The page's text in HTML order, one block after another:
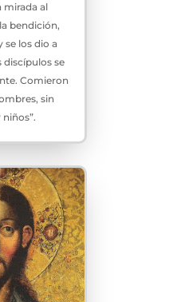
mirada al
bendición,
se los dio a
discípulos se
Comieron
sin